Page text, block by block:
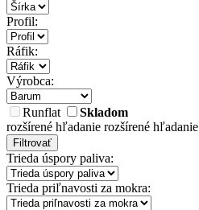
Profil:
Ráfik:
Výrobca:
Runflat
Skladom
rozšírené hľadanie rozšírené hľadanie
Filtrovať
Trieda úspory paliva:
Trieda priľnavosti za mokra: